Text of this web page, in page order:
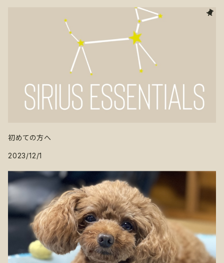
初めての方へ
2023/12/1